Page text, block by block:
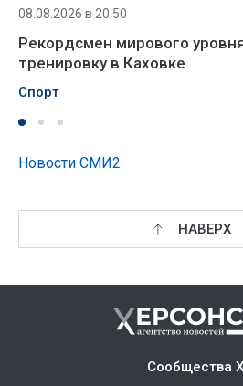
08.08.2026 в 20:50
Рекордсмен мирового
тренировку в Каховке
Спорт
Новости СМИ2
НАВЕРХ
Сообщества